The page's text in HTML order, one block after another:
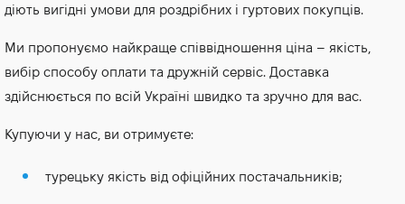
діють вигідні умови для роздрібних і гуртових покупців.
Ми пропонуємо найкраще співвідношення ціна – якість,
вибір способу оплати та дружній сервіс. Доставка
здійснюється по всій Україні швидко та зручно для вас.
Купуючи у нас, ви отримуєте:
турецьку якість від офіційних постачальників;